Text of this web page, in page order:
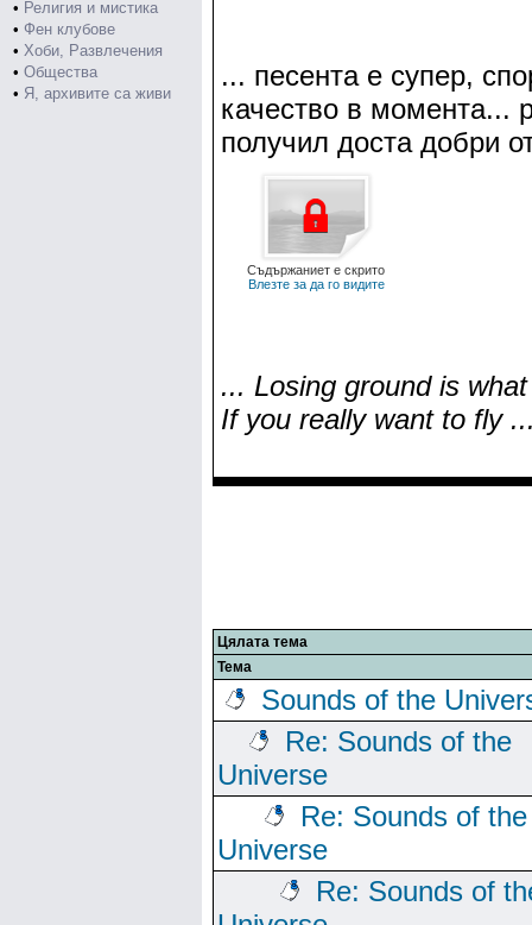
• Религия и мистика
• Фен клубове
• Хоби, Развлечения
• Общества
• Я, архивите са живи
... песента е супер,
качество в момента...
получил доста добри
Съдържаниет е скрито
Влезте за да го видите
... Losing ground is
If you really want to fly
Цялата тема
Тема
Sounds of the
Re: Sounds of the
Universe
Re: Sounds of the
Universe
Re: Sounds of